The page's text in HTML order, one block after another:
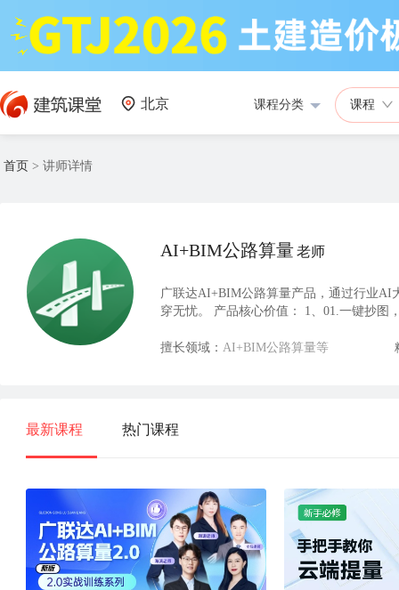
北京 课程分类 课程
首页 > 讲师详情
AI+BIM公路算量老师
广联达AI+BIM公路算量产品，通过行业AI
穿无忧。 产品核心价值： 1、01.一键抄图
擅长领域： AI+BIM公路算量等
最新课程 热门课程